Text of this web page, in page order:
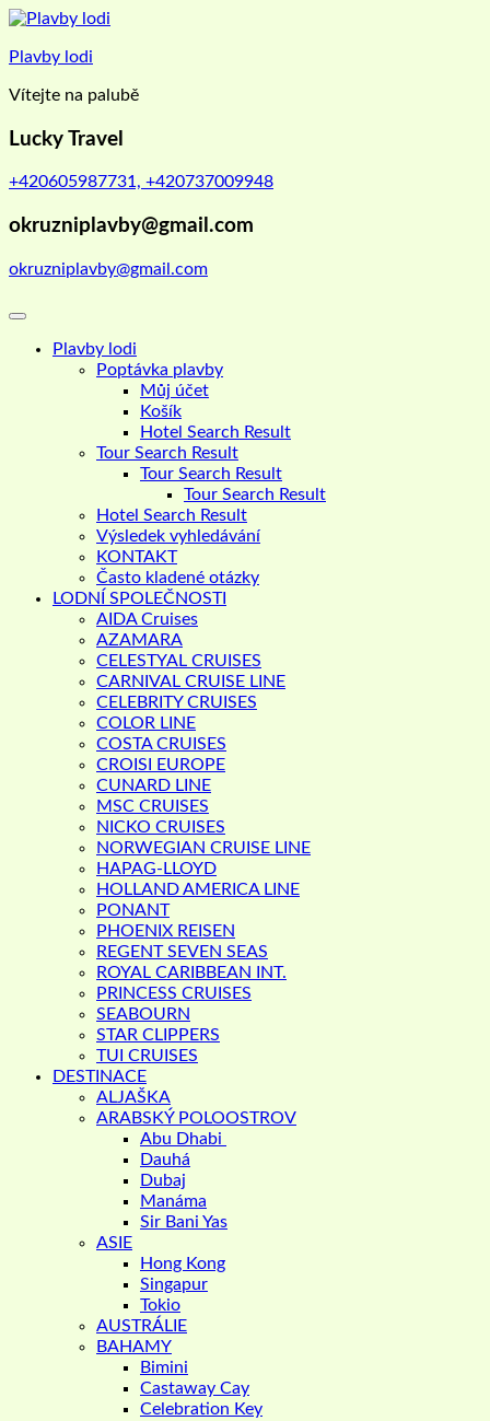
Skip
content
Plavby lodi
Vítejte na palubě
Lucky Travel
+420605987731, +420737009948
okruzniplavby@gmail.com
okruzniplavby@gmail.com
Plavby lodi
Poptávka plavby
Můj účet
Košík
Hotel Search Result
Tour Search Result
Tour Search Result
Tour Search Result
Hotel Search Result
Výsledek vyhledávání
KONTAKT
Často kladené otázky
LODNÍ SPOLEČNOSTI
AIDA Cruises
AZAMARA
CELESTYAL CRUISES
CARNIVAL CRUISE LINE
CELEBRITY CRUISES
COLOR LINE
COSTA CRUISES
CROISI EUROPE
CUNARD LINE
MSC CRUISES
NICKO CRUISES
NORWEGIAN CRUISE LINE
HAPAG-LLOYD
HOLLAND AMERICA LINE
PONANT
PHOENIX REISEN
REGENT SEVEN SEAS
ROYAL CARIBBEAN INT.
PRINCESS CRUISES
SEABOURN
STAR CLIPPERS
TUI CRUISES
DESTINACE
ALJAŠKA
ARABSKÝ POLOOSTROV
Abu Dhabi
Dauhá
Dubaj
Manáma
Sir Bani Yas
ASIE
Hong Kong
Singapur
Tokio
AUSTRÁLIE
BAHAMY
Bimini
Castaway Cay
Celebration Key